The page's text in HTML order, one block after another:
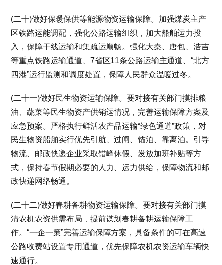
(二十)做好保暖保供等能源物资运输保障。加强煤炭主产
区铁路运能调配，强化公路运输组织，加大船舶运力投
入，保障干线运输和集疏运顺畅。强化大秦、唐包、浩吉
等重点铁路运输通道、7省区11条公路运输主通道、“北方
四港”运行监测和调度处置，保障人民群众温暖过冬。
(二十一)做好民生物资运输保障。要对接有关部门摸排粮
油、蔬菜等民生物资产供销运情况，完善运输保障方案及
应急预案。严格执行鲜活农产品运输“绿色通道”政策，对
民生物资船舶实行优先引航、过闸、锚泊、靠离泊。引导
物流、邮政快递企业采取错峰休假、发放加班补贴等方
式，保持春节假期必要的人力、运力供给，保障物流和邮
政快递网络畅通。
(二十二)做好春耕备耕物资运输保障。要对接有关部门摸
清农机农资供需布局，提前谋划春耕备耕运输保障工
作。“一企一策”完善运输保障方案，具备条件的可在高速
公路收费站设置专用通道，优先保障农机农资运输车辆快
速通行。